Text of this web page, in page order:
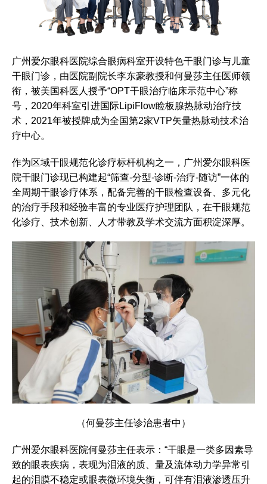
广州爱尔眼科医院综合眼病科室开设特色干眼门诊与儿童
干眼门诊，由医院副院长李东豪教授和何曼莎主任医师领
衔，被美国科医人授予“OPT干眼治疗临床示范中心”称
号，2020年科室引进国际LipiFlow睑板腺热脉动治疗技
术，2021年被授牌成为全国第2家VTP矢量热脉动技术治
疗中心。
作为区域干眼规范化诊疗标杆机构之一，广州爱尔眼科医
院干眼门诊现已构建起“筛查-分型-诊断-治疗-随访”一体的
全周期干眼诊疗体系，配备完善的干眼检查设备、多元化
的治疗手段和经验丰富的专业医疗护理团队，在干眼规范
化诊疗、技术创新、人才带教及学术交流方面积淀深厚。
（何曼莎主任诊治患者中）
广州爱尔眼科医院何曼莎主任表示：“干眼是一类多因素导
致的眼表疾病，表现为泪液的质、量及流体动力学异常引
起的泪膜不稳定或眼表微环境失衡，可伴有泪液渗透压升